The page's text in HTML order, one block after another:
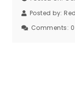
Posted by:
Comments: 0